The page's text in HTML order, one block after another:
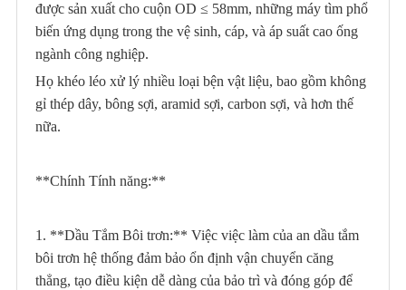
được sản xuất cho cuộn OD ≤ 58mm, những máy tìm phổ
biến ứng dụng trong the vệ sinh, cáp, và áp suất cao ống
ngành công nghiệp.
Họ khéo léo xử lý nhiều loại bện vật liệu, bao gồm không
gỉ thép dây, bông sợi, aramid sợi, carbon sợi, và hơn thế
nữa.
**Chính Tính năng:**
1. **Dầu Tắm Bôi trơn:** Việc việc làm của an dầu tắm
bôi trơn hệ thống đảm bảo ổn định vận chuyển căng
thẳng, tạo điều kiện dễ dàng của bảo trì và đóng góp để